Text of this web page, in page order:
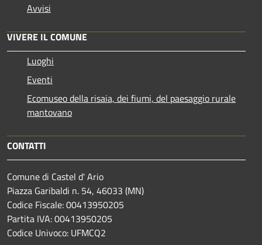
Avvisi
VIVERE IL COMUNE
Luoghi
Eventi
Ecomuseo della risaia, dei fiumi, del paesaggio rurale
mantovano
CONTATTI
Comune di Castel d' Ario
Piazza Garibaldi n. 54, 46033 (MN)
Codice Fiscale: 00413950205
Partita IVA: 00413950205
Codice Univoco: UFMCQ2